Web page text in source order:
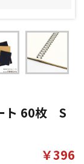
ト 60枚 S
￥396